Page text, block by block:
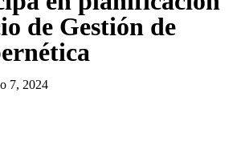
de Gestión de
7, 2024